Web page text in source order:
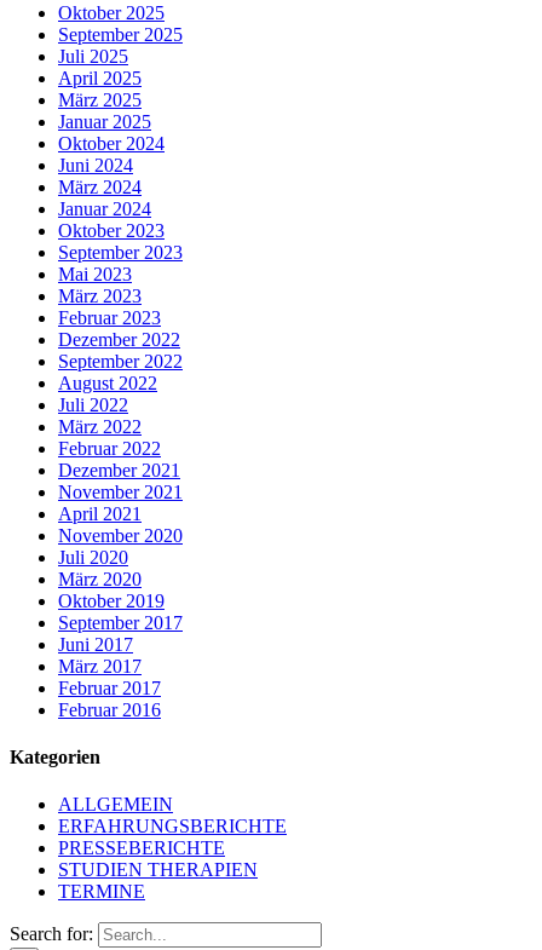
Oktober 2025
September 2025
Juli 2025
April 2025
März 2025
Januar 2025
Oktober 2024
Juni 2024
März 2024
Januar 2024
Oktober 2023
September 2023
Mai 2023
März 2023
Februar 2023
Dezember 2022
September 2022
August 2022
Juli 2022
März 2022
Februar 2022
Dezember 2021
November 2021
April 2021
November 2020
Juli 2020
März 2020
Oktober 2019
September 2017
Juni 2017
März 2017
Februar 2017
Februar 2016
Kategorien
ALLGEMEIN
ERFAHRUNGSBERICHTE
PRESSEBERICHTE
STUDIEN THERAPIEN
TERMINE
Search for: